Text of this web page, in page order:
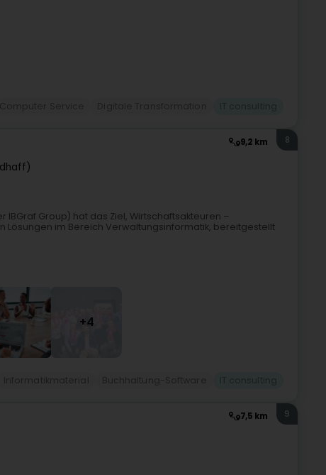
9,2 km 8
IBGraf Group) hat das Ziel, Wirtschaftsakteuren –
im Bereich Verwaltungsinformatik, bereitgestellt
+4
7,5 km 9